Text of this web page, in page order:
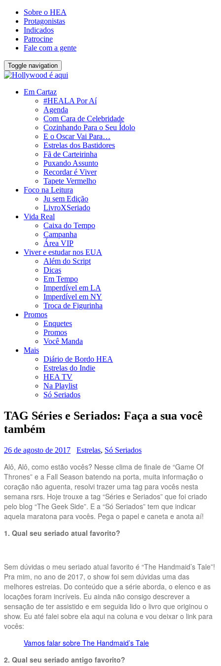
Sobre o HEA
Protagonistas
Indicados
Patrocine
Fale com a gente
Toggle navigation
Em Cartaz
#HEALA Por Aí
Agenda
Com Cara de Celebridade
Cozinhando Para o Seu Ídolo
E o Oscar Vai Para…
Estrelas dos Bastidores
Fã de Carteirinha
Puxando Assunto
Recordar é Viver
Tapete Vermelho
Foco na Leitura
Ju sem Edição
LivroXSeriado
Vida Real
Caixa do Tempo
Campanha
Área VIP
Viver e estudar nos EUA
Além do Script
Dicas
Em Tempo
Imperdível em LA
Imperdível em NY
Troca de Figurinha
Promos
Enquetes
Promos
Você Manda
Mais
Diário de Bordo HEA
Estrelas do Indie
HEA TV
Na Playlist
Só Seriados
TAG Séries e Seriados: Faça a sua você
também
26 de agosto de 2017 Estrelas, Só Seriados
Alô, Alô, como estão vocês? Nesse clima de finale de “Game Of
Thrones” e a Fall Season batendo na porta, muita informação o
coração não aguenta, resolvi trazer uma tag para vocês nesta
semana rsrs. Hoje trouxe a tag “Séries e Seriados” que foi criado
pelo blog “The Geek Side”. E a “Só Seriados” tem que indicar
aquela maratona para vocês. Pega o papel e caneta e anota aí!
1. Qual seu seriado atual favorito?
Sem dúvidas o meu seriado atual favorito é “The Handmaid’s Tale”!
Pra mim, no ano de 2017, o show foi sem dúvidas uma das
melhores estreias. Do conteúdo que a série aborda, o elenco e as
locações foram incríveis. Eu ainda não consigo descrever a
sensação de ter assistido e em seguida lido o livro que originou o
show. Eu até falei sobre ela aqui na coluna e vou deixar o link para
vocês:
Vamos falar sobre The Handmaid’s Tale
2. Qual seu seriado antigo favorito?